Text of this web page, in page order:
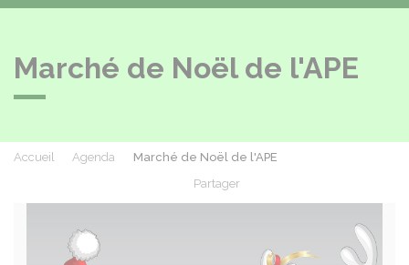
Marché de Noël de l'APE
Accueil Agenda
Marché de Noël de l'APE
Partager